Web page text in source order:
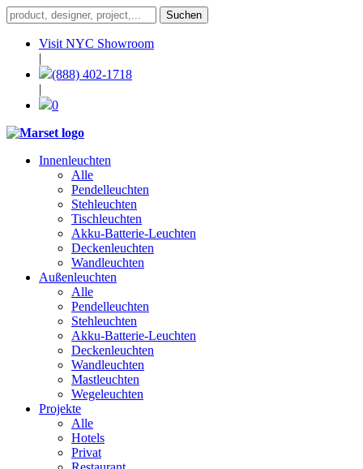
Visit NYC Showroom
|
(888) 402-1718
|
0
Innenleuchten
Alle
Pendelleuchten
Stehleuchten
Tischleuchten
Akku-Batterie-Leuchten
Deckenleuchten
Wandleuchten
Außenleuchten
Alle
Pendelleuchten
Stehleuchten
Akku-Batterie-Leuchten
Deckenleuchten
Wandleuchten
Mastleuchten
Wegeleuchten
Projekte
Alle
Hotels
Privat